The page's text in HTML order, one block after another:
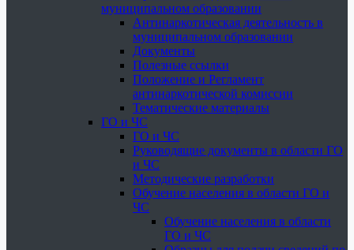
муниципальном образовании
Антинаркотическая деятельность в
муниципальном образовании
Документы
Полезные ссылки
Положение и Регламент
антинаркотической комиссии
Тематические материалы
ГО и ЧС
ГО и ЧС
Руководящие документы в области ГО
и ЧС
Методические разработки
Обучение населения в области ГО и
ЧС
Обучение населения в области
ГО и ЧС